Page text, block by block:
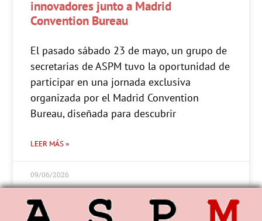
innovadores junto a Madrid
Convention Bureau
El pasado sábado 23 de mayo, un grupo de
secretarias de ASPM tuvo la oportunidad de
participar en una jornada exclusiva
organizada por el Madrid Convention
Bureau, diseñada para descubrir
LEER MÁS »
09/06/2026